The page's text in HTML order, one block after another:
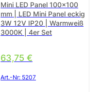
Mini LED Panel 100×100
mm | LED Mini Panel eckig
3W 12V IP20 | Warmweiß
3000K | 4er Set
63,75 €
Art.-Nr: 5207